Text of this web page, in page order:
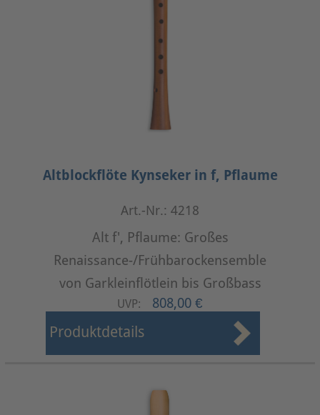
Altblockflöte Kynseker in f, Pflaume
Art.-Nr.: 4218
Alt f', Pflaume: Großes
Renaissance-/Frühbarockensemble
von Garkleinflötlein bis Großbass
UVP: 808,00 €
Produktdetails